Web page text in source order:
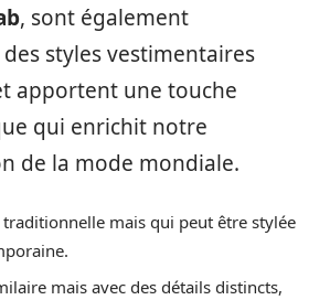
, sont également
styles vestimentaires
apportent une touche
qui enrichit notre
de la mode mondiale.
traditionnelle mais qui peut être stylée
mais avec des détails distincts,